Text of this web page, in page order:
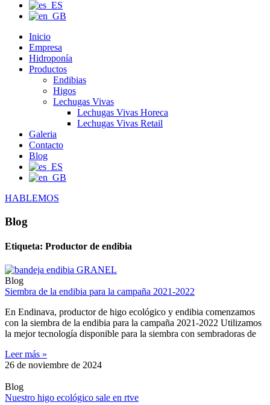
Inicio
Empresa
Hidroponía
Productos
Endibias
Higos
Lechugas Vivas
Lechugas Vivas Horeca
Lechugas Vivas Retail
Galeria
Contacto
Blog
HABLEMOS
Blog
Etiqueta: Productor de endibia
Blog
Siembra de la endibia para la campaña 2021-2022
En Endinava, productor de higo ecológico y endibia comenzamos
con la siembra de la endibia para la campaña 2021-2022 Utilizamos
la mejor tecnología disponible para la siembra con sembradoras de
Leer más »
26 de noviembre de 2024
Blog
Nuestro higo ecológico sale en rtve